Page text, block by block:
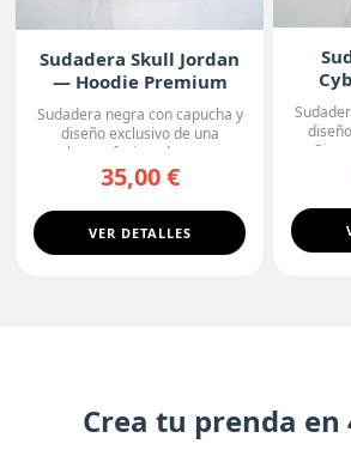
Sudadera Skull Jordan
— Hoodie Premium
Sudadera negra con capucha y
diseño exclusivo de una
calavera fusionada con u...
35,00 €
VER DETALLES
Crea tu prenda en